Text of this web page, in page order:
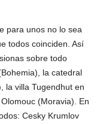
para unos no lo sea
todos coinciden. Así
sobre todo
la catedral
la villa Tugendhut en
(Moravia). En
Cesky Krumlov